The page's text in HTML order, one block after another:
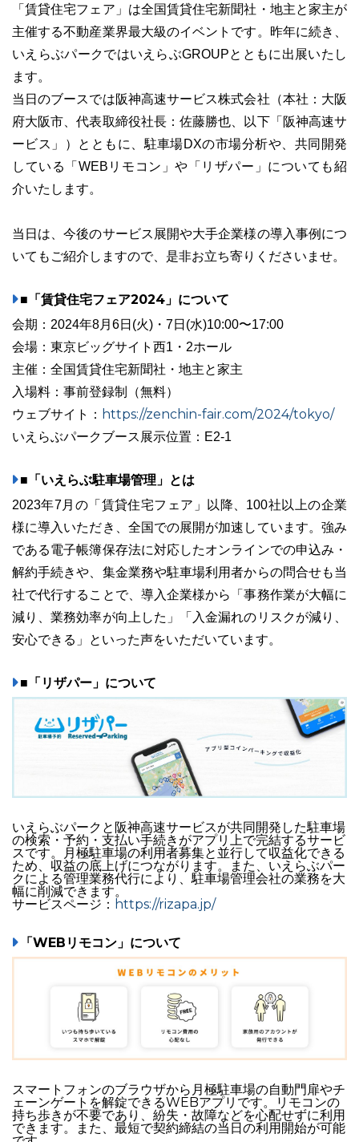
ニュース一覧 お役立ちブログ 資料ダウンロード
特長 サービス一覧 プラン
03-6689-1791
「賃貸住宅フェア」は全国賃貸住宅新聞社・地主と家主が
主催する不動産業界最大級のイベントです。昨年に続き、
いえらぶパークではいえらぶGROUPとともに出展いたし
ます。
当日のブースでは阪神高速サービス株式会社（本社：大阪
府大阪市、代表取締役社長：佐藤勝也、以下「阪神高速サ
ービス」）とともに、駐車場DXの市場分析や、共同開発
している「WEBリモコン」や「リザパー」についても紹
介いたします。
当日は、今後のサービス展開や大手企業様の導入事例につ
いてもご紹介しますので、是非お立ち寄りくださいませ。
■「賃貸住宅フェア2024」について
会期：2024年8月6日(火)・7日(水)10:00〜17:00
会場：東京ビッグサイト西1・2ホール
主催：全国賃貸住宅新聞社・地主と家主
入場料：事前登録制（無料）
ウェブサイト： https://zenchin-fair.com/2024/tokyo/
いえらぶパークブース展示位置：E2-1
■「いえらぶ駐車場管理」とは
2023年7月の「賃貸住宅フェア」以降、100社以上の企業
様に導入いただき、全国での展開が加速しています。強み
である電子帳簿保存法に対応したオンラインでの申込み・
解約手続きや、集金業務や駐車場利用者からの問合せも当
社で代行することで、導入企業様から「事務作業が大幅に
減り、業務効率が向上した」「入金漏れのリスクが減り、
安心できる」といった声をいただいています。
■「リザパー」について
いえらぶパークと阪神高速サービスが共同開発した駐車場
の検索・予約・支払い手続きがアプリ上で完結するサービ
スです。月極駐車場の利用者募集と並行して収益化できる
ため、収益の底上げにつながります。また、いえらぶパー
クによる管理業務代行により、駐車場管理会社の業務を大
幅に削減できます。
サービスページ： https://rizapa.jp/
「WEBリモコン」について
スマートフォンのブラウザから月極駐車場の自動門扉やチ
ェーンゲートを解錠できるWEBアプリです。リモコンの
持ち歩きが不要であり、紛失・故障などを心配せずに利用
できます。また、最短で契約締結の当日の利用開始が可能